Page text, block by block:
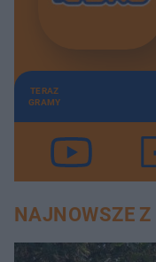
TERAZ
GRAMY
NAJNOWSZE